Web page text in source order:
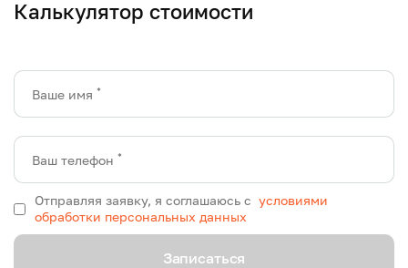
Калькулятор стоимости
Ваше имя *
Ваш телефон *
Записаться
Отправляя заявку, я соглашаюсь с условиями
обработки персональных данных